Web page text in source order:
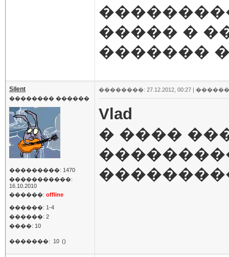
����� �
�������
Silent
�������� ������
���������: 1470
�����������:
16.10.2010
������: offline
������: 1-4
������: 2
����: 10
�������: 10 ()
��������: 27.12.2012, 00:27 |
Vlad
� ����